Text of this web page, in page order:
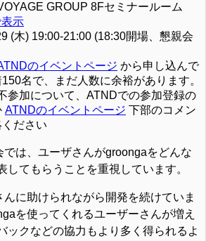
GROUP 8Fセミナールーム
示
(木) 19:00-21:00 (18:30開場、懇親会
のイベントページ から申し込んで
名で、まだ人数に余裕があります。
参加について、ATNDでの参加登録の
ATNDのイベントページ 下部のコメン
ください
は、ユーザさんがgroongaをどんな
してもらうことを重視しています。
に助けられながら開発を続けていま
を使ってくれるユーザーさんが増え
ックなどの協力もより多く得られるよ